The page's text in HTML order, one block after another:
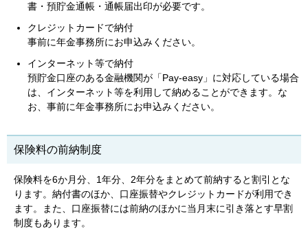
書・預貯金通帳・通帳届出印が必要です。
クレジットカードで納付
事前に年金事務所にお申込みください。
インターネット等で納付
預貯金口座のある金融機関が「Pay-easy」に対応している場合
は、インターネット等を利用して納めることができます。な
お、事前に年金事務所にお申込みください。
保険料の前納制度
保険料を6か月分、1年分、2年分をまとめて前納すると割引とな
ります。納付書のほか、口座振替やクレジットカードが利用でき
ます。また、口座振替には前納のほかに当月末に引き落とす早割
制度もあります。